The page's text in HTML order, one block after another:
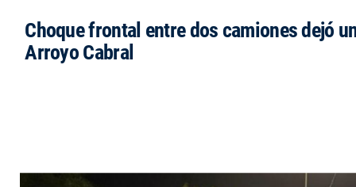
Choque frontal entre dos camiones dejó
Arroyo Cabral